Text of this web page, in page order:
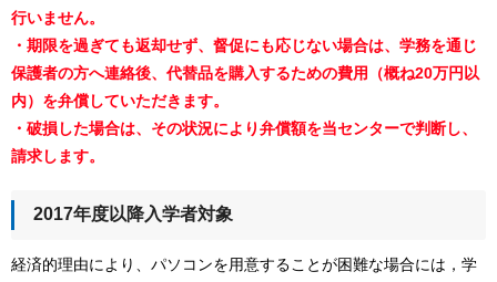
行いません。
・期限を過ぎても返却せず、督促にも応じない場合は、学務を通じ
保護者の方へ連絡後、代替品を購入するための費用（概ね20万円以
内）を弁償していただきます。
・破損した場合は、その状況により弁償額を当センターで判断し、
請求します。
2017年度以降入学者対象
経済的理由により、パソコンを用意することが困難な場合には，学